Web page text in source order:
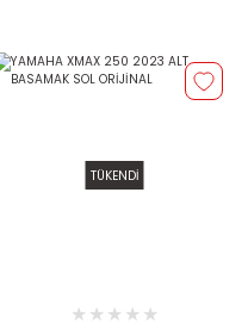
TÜKENDİ